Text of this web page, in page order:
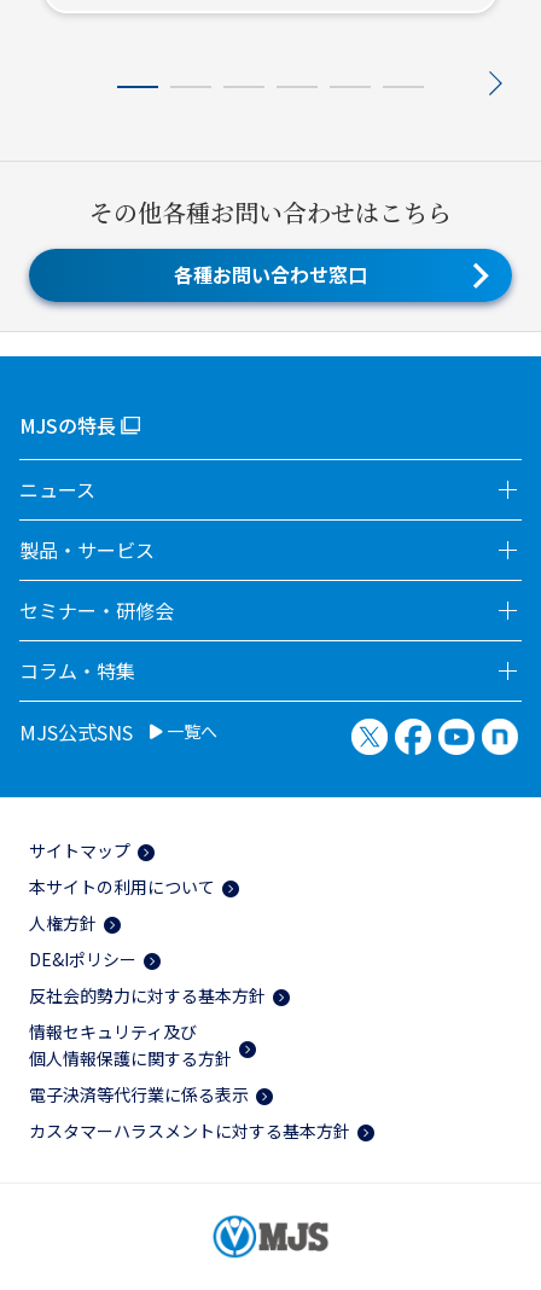
その他各種お問い合わせはこちら
各種お問い合わせ窓口
MJSの特長
ニュース
製品・サービス
セミナー・研修会
コラム・特集
MJS公式SNS 一覧へ X（旧Twitter）
Facebook
サイトマップ
本サイトの利用について
人権方針
DE&Iポリシー
反社会的勢力に対する基本方針
情報セキュリティ及び
個人情報保護に関する方針
電子決済等代行業に係る表示
カスタマーハラスメントに対する基本方針